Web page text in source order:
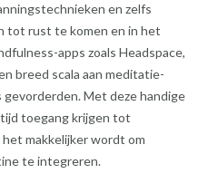
en zelfs
tot rust te komen en in het
apps zoals Headspace,
breed scala aan meditatie-
Met deze handige
toegang krijgen tot
makkelijker wordt om
te integreren.